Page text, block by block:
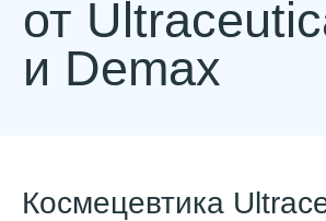
Космецевтика